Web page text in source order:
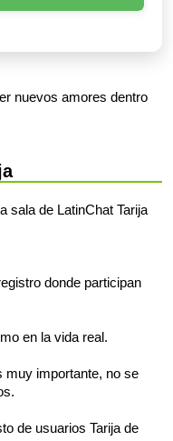
nuevos amores dentro
sala de LatinChat Tarija
donde participan
en la vida real.
muy importante, no se
de usuarios Tarija de